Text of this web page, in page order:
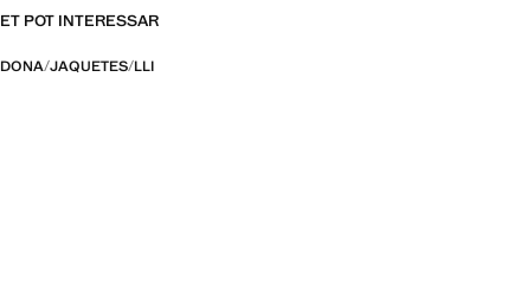
ET POT INTERESSAR
DONA JAQUETES LLI